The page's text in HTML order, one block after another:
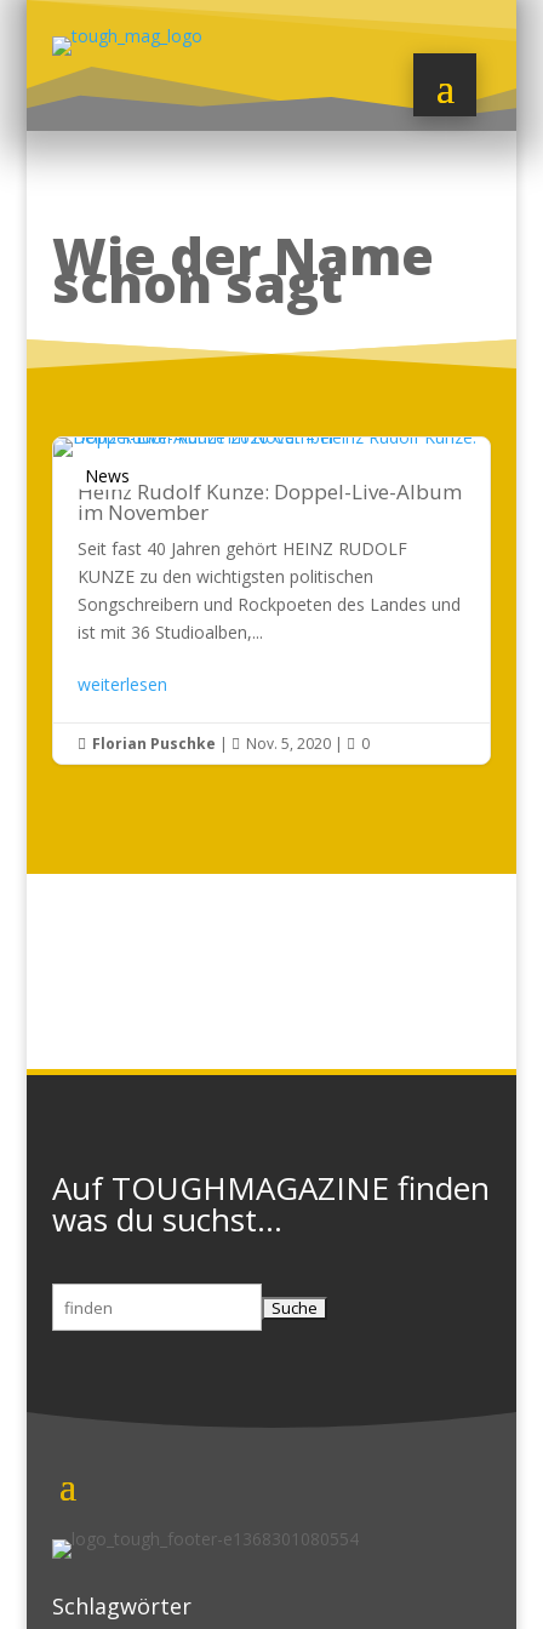
Wie der Name
schon sagt
News
Heinz Rudolf Kunze: Doppel-Live-Album
im November
Seit fast 40 Jahren gehört HEINZ RUDOLF
KUNZE zu den wichtigsten politischen
Songschreibern und Rockpoeten des Landes und
ist mit 36 Studioalben,...
weiterlesen
 Florian Puschke |  Nov. 5, 2020|  0
Auf TOUGHMAGAZINE finden
was du suchst...
Suchen
nach:
Schlagwörter